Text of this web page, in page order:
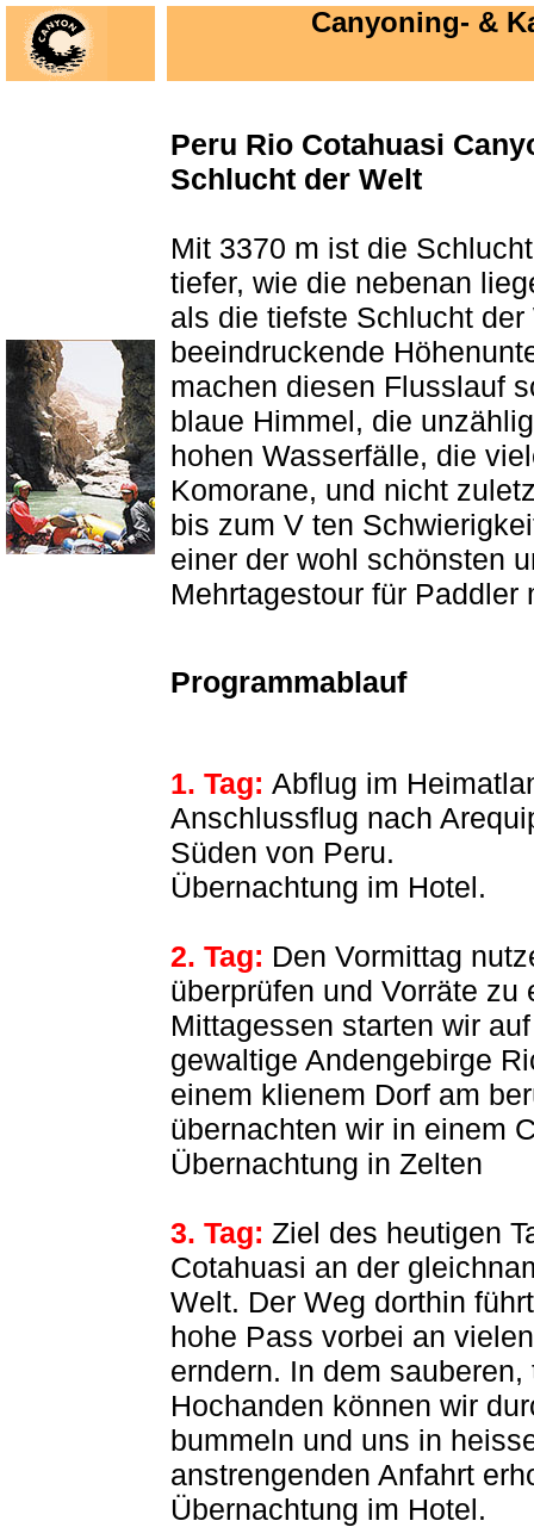
Canyoning- &
Peru Rio Cotahuasi
Schlucht der Welt
Mit 3370 m ist die
tiefer, wie die nebenan
als die tiefste Schlucht
beeindruckende
machen diesen Flusslauf
blaue Himmel, die
hohen Wasserfälle, die
Komorane, und nicht
bis zum V ten
einer der wohl schönsten
Mehrtagestour für Paddler
Programmablauf
1. Tag: Abflug im
Anschlussflug nach
Süden von Peru.
Übernachtung im Hotel.
2. Tag: Den Vormittag
überprüfen und Vorräte zu
Mittagessen starten wir
gewaltige Andengebirge
einem klienem Dorf am
übernachten wir in einem
Übernachtung in Zelten
3. Tag: Ziel des heutigen
Cotahuasi an der
Welt. Der Weg dorthin
hohe Pass vorbei an
erndern. In dem
Hochanden können wir
bummeln und uns in
anstrengenden Anfahrt
Übernachtung im Hotel.